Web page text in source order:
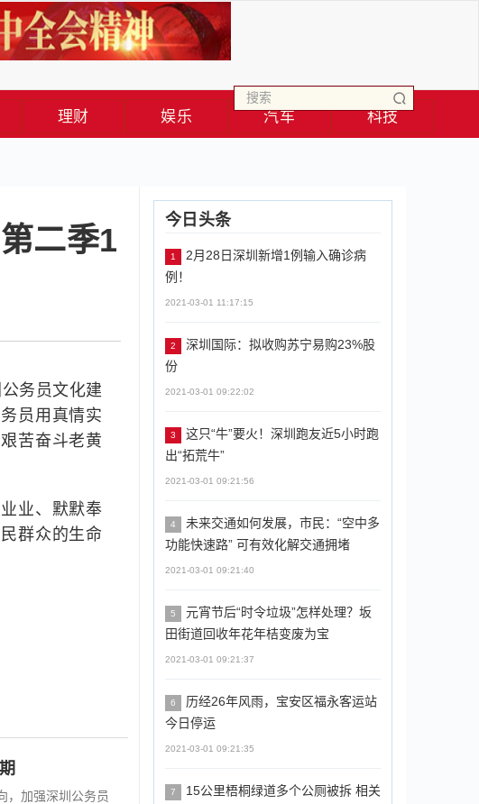
理财 娱乐 汽车 科技
二季1
务员文化建
员用真情实
苦奋斗老黄
业、默默奉
群众的生命
，加强深圳公务员
今日头条
1
2月28日深圳新增1例输入确诊病
例！
2021-03-01 11:17:15
2
深圳国际：拟收购苏宁易购23%股
份
2021-03-01 09:22:02
3
这只“牛”要火！深圳跑友近5小时跑
出“拓荒牛”
2021-03-01 09:21:56
4
未来交通如何发展，市民：“空中多
功能快速路” 可有效化解交通拥堵
2021-03-01 09:21:40
5
元宵节后“时令垃圾”怎样处理？坂
田街道回收年花年桔变废为宝
2021-03-01 09:21:37
6
历经26年风雨，宝安区福永客运站
今日停运
2021-03-01 09:21:35
7
15公里梧桐绿道多个公厕被拆 相关